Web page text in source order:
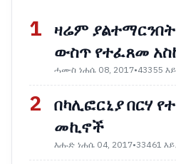
1 ዛሬም
ውስጥ የተፈጸመ
ሓሙስ ነሐሴ 08, 2017•43355
2 በካሊፎርኒያ በርሃ
መኪኖች
እሑድ ነሐሴ 04, 2017•33461